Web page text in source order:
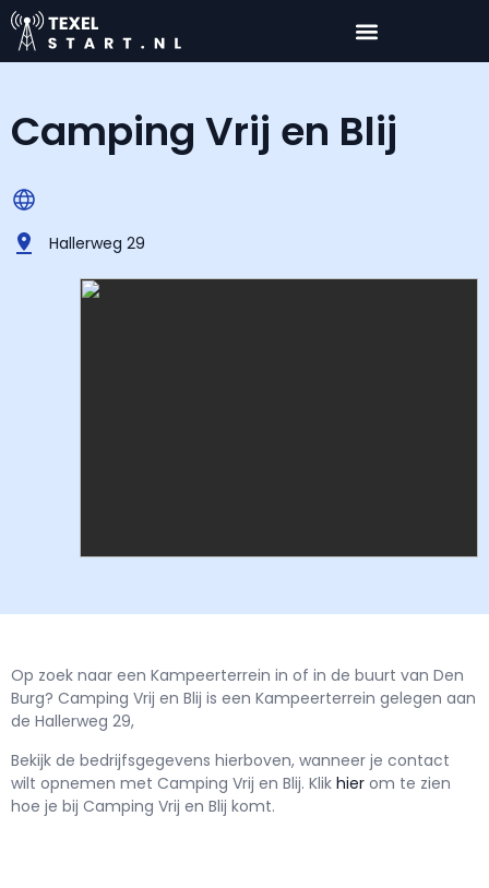
Camping Vrij en Blij
Hallerweg 29
Op zoek naar een Kampeerterrein in of in de buurt van Den
Burg? Camping Vrij en Blij is een Kampeerterrein gelegen aan
de Hallerweg 29,
Bekijk de bedrijfsgegevens hierboven, wanneer je contact
wilt opnemen met Camping Vrij en Blij. Klik hier om te zien
hoe je bij Camping Vrij en Blij komt.